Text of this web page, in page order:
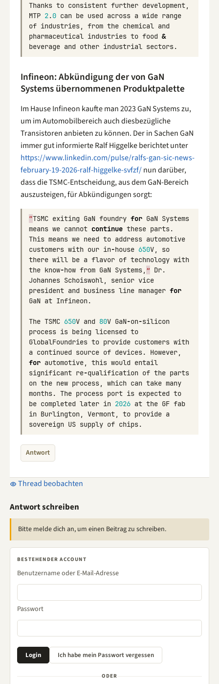
Thanks to consistent further development,
MTP 2.0 can be used across a wide range
of industries, from the chemical and
pharmaceutical industries to food &
beverage and other industrial sectors.
Infineon: Abkündigung der von GaN
Systems übernommenen Produktpalette
Im Hause Infineon kaufte man 2023 GaN Systems zu,
um im Automobilbereich auch diesbezügliche
Transistoren anbieten zu können. Der in Sachen GaN
immer gut informierte Ralf Higgelke berichtet unter
https://www.linkedin.com/pulse/ralfs-gan-sic-news-
february-19-2026-ralf-higgelke-svfzf/nun darüber,
dass die TSMC-Entscheidung, aus dem GaN-Bereich
auszusteigen, für Abkündigungen sorgt:
“TSMC exiting GaN foundry for GaN Systems
means we cannot continue these parts.
This means we need to address automotive
customers with our in-house 650V,
so
there will be a flavor of technology with
the know-how from GaN Systems, ” Dr.
Johannes Schoiswohl, senior vice
president and business line manager for
GaN at Infineon.
The TSMC 650V and 80V GaN-on-silicon
process is being licensed to
GlobalFoundries to provide customers with
a continued source of devices. However,
for automotive, this would entail
significant re-qualification of the parts
on the new process, which can take many
months. The process port is expected to
be completed later in 2026 at the GF fab
in Burlington, Vermont, to provide a
sovereign US supply of chips.
Antwort
Thread beobachten
Antwort schreiben
Bitte melde dich an, um einen Beitrag zu schreiben.
BESTEHENDER ACCOUNT
Benutzername oder E-Mail-Adresse
Passwort
ODER